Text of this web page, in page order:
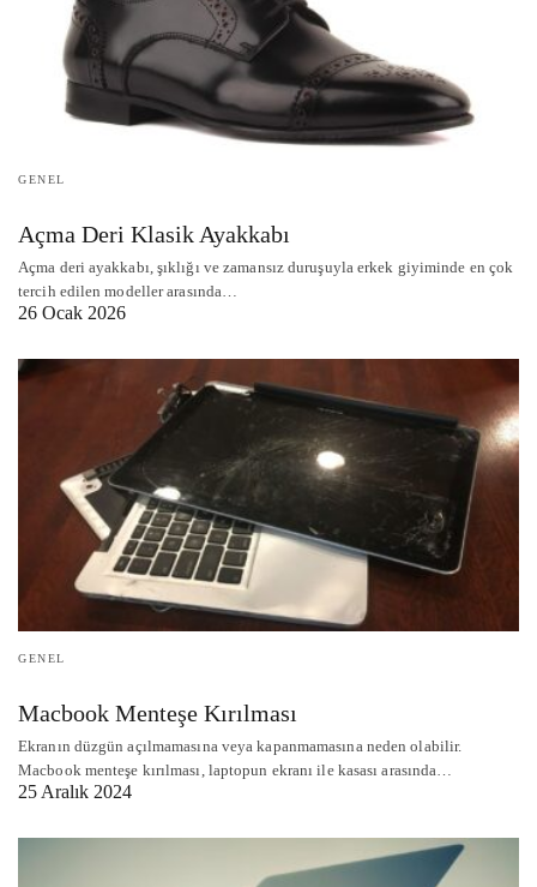
GENEL
Açma Deri Klasik Ayakkabı
Açma deri ayakkabı, şıklığı ve zamansız duruşuyla erkek giyiminde en çok
tercih edilen modeller arasında…
26 Ocak 2026
GENEL
Macbook Menteşe Kırılması
Ekranın düzgün açılmamasına veya kapanmamasına neden olabilir.
Macbook menteşe kırılması, laptopun ekranı ile kasası arasında…
25 Aralık 2024